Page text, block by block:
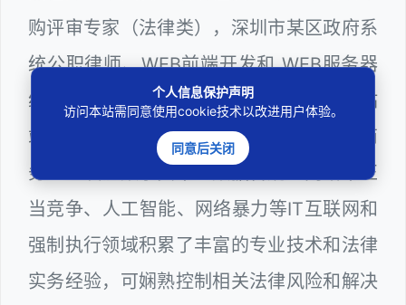
购评审专家（法律类），深圳市某区政府系
统公职律师、WEB前端开发和 WEB服务器
维护工程师、计算机信息网络安全员和网站
站长多年，在软件程序、网络游戏、电子商
务、区块链数字货币、数据合规、网络不正
当竞争、人工智能、网络暴力等IT互联网和
强制执行领域积累了丰富的专业技术和法律
实务经验，可娴熟控制相关法律风险和解决
个人信息保护声明
访问本站需同意使用cookie技术以改进用户体验。
同意后关闭